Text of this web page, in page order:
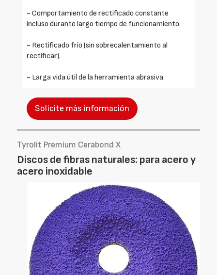
- Comportamiento de rectificado constante
incluso durante largo tiempo de funcionamiento.
- Rectificado frío (sin sobrecalentamiento al
rectificar).
- Larga vida útil de la herramienta abrasiva.
Solicite más información
Tyrolit Premium Cerabond X
Discos de fibras naturales: para acero y
acero inoxidable